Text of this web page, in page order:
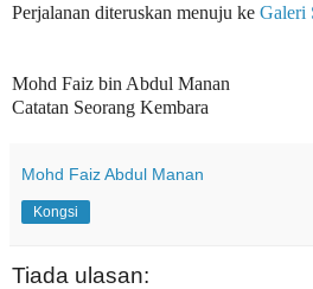
Perjalanan diteruskan menuju ke Galeri
Mohd Faiz bin Abdul Manan
Catatan Seorang Kembara
Mohd Faiz Abdul Manan
Kongsi
Tiada ulasan: